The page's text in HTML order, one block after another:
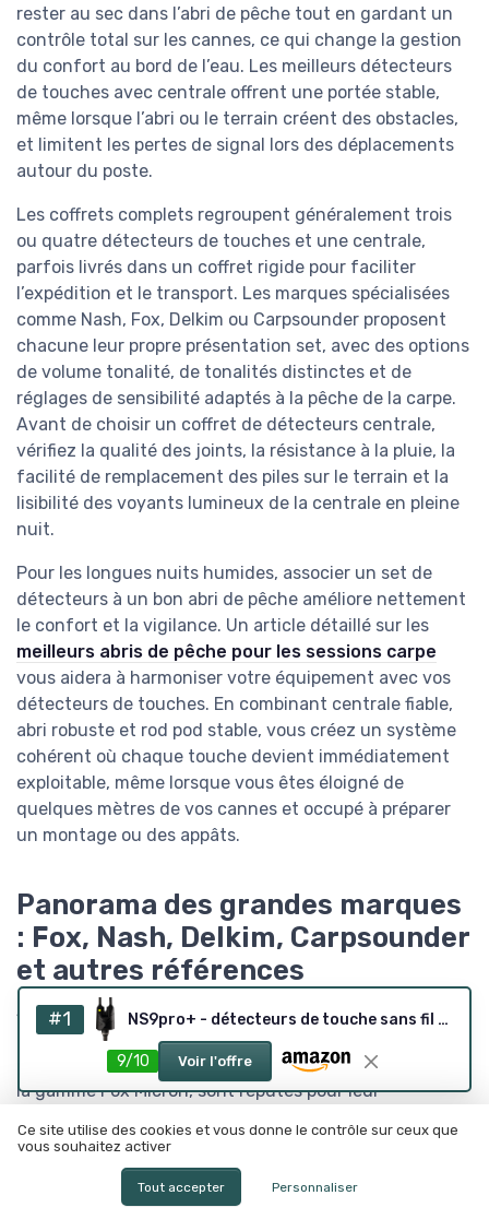
rester au sec dans l’abri de pêche tout en gardant un
contrôle total sur les cannes, ce qui change la gestion
du confort au bord de l’eau. Les meilleurs détecteurs
de touches avec centrale offrent une portée stable,
même lorsque l’abri ou le terrain créent des obstacles,
et limitent les pertes de signal lors des déplacements
autour du poste.
Les coffrets complets regroupent généralement trois
ou quatre détecteurs de touches et une centrale,
parfois livrés dans un coffret rigide pour faciliter
l’expédition et le transport. Les marques spécialisées
comme Nash, Fox, Delkim ou Carpsounder proposent
chacune leur propre présentation set, avec des options
de volume tonalité, de tonalités distinctes et de
réglages de sensibilité adaptés à la pêche de la carpe.
Avant de choisir un coffret de détecteurs centrale,
vérifiez la qualité des joints, la résistance à la pluie, la
facilité de remplacement des piles sur le terrain et la
lisibilité des voyants lumineux de la centrale en pleine
nuit.
Pour les longues nuits humides, associer un set de
détecteurs à un bon abri de pêche améliore nettement
le confort et la vigilance. Un article détaillé sur les
meilleurs abris de pêche pour les sessions carpe
vous aidera à harmoniser votre équipement avec vos
détecteurs de touches. En combinant centrale fiable,
abri robuste et rod pod stable, vous créez un système
cohérent où chaque touche devient immédiatement
exploitable, même lorsque vous êtes éloigné de
quelques mètres de vos cannes et occupé à préparer
un montage ou des appâts.
Panorama des grandes marques
: Fox, Nash, Delkim, Carpsounder
et autres références
Sur le marché des meilleurs détecteurs de touches,
quelques marques dominent clairement les berges des
grands lacs et rivières. Les détecteurs Fox, notamment
la gamme Fox Micron, sont réputés pour leur
de carpe de tous niveaux. Lors d’une session de
printemps sur une gravière très fréquentée, par
exemple, un coffret Fox Micron bien entretenu a
#1 NS9pro+ - détecteurs de touche sans fil (lot de 2)
9/10 Voir l'offre
Ce site utilise des cookies et vous donne le contrôle sur ceux que
vous souhaitez activer
Tout accepter Personnaliser